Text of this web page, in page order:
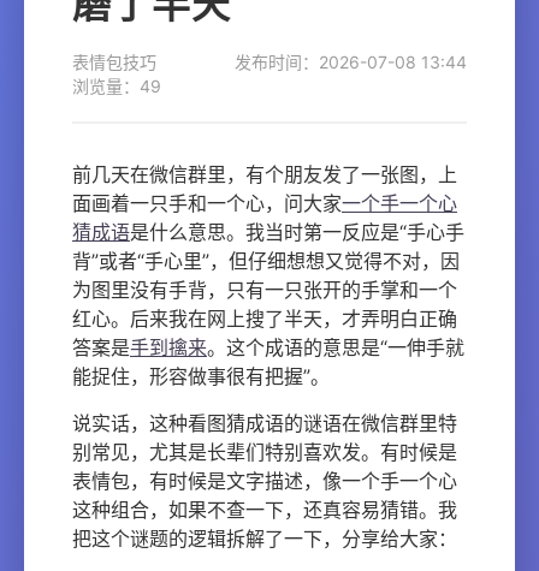
表情包技巧
发布时间：2026-07-08 13:44
浏览量：49
前几天在微信群里，有个朋友发了一张图，上
面画着一只手和一个心，问大家一个手一个心
猜成语是什么意思。我当时第一反应是“手心手
背”或者“手心里”，但仔细想想又觉得不对，因
为图里没有手背，只有一只张开的手掌和一个
红心。后来我在网上搜了半天，才弄明白正确
答案是手到擒来。这个成语的意思是“一伸手就
能捉住，形容做事很有把握”。
说实话，这种看图猜成语的谜语在微信群里特
别常见，尤其是长辈们特别喜欢发。有时候是
表情包，有时候是文字描述，像一个手一个心
这种组合，如果不查一下，还真容易猜错。我
把这个谜题的逻辑拆解了一下，分享给大家：